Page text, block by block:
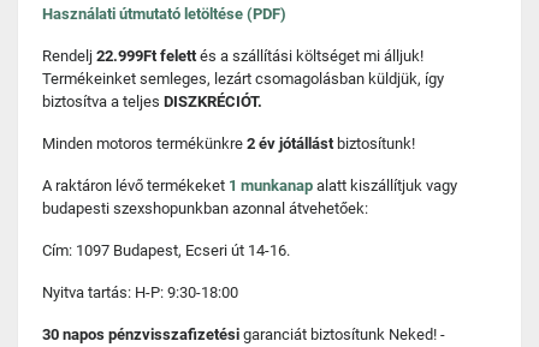
Használati útmutató letöltése (PDF)
Rendelj 22.999Ft felettés a szállítási költséget mi álljuk!
Termékeinket semleges, lezárt csomagolásban küldjük, így
biztosítva a teljes DISZKRÉCIÓT.
Minden motoros termékünkre 2 év jótállást biztosítunk!
A raktáron lévő termékeket 1 munkanap alatt kiszállítjuk vagy
budapesti szexshopunkban azonnal átvehetőek:
Cím: 1097 Budapest, Ecseri út 14-16.
Nyitva tartás: H-P: 9:30-18:00
30 napos pénzvisszafizetési garanciát biztosítunk Neked! -